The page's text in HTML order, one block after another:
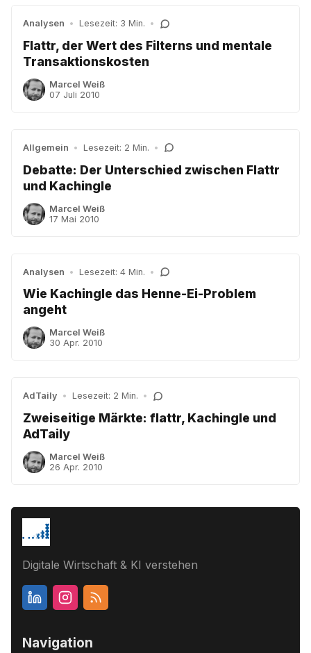
Analysen • Lesezeit: 3 Min. •
Flattr, der Wert des Filterns und mentale
Transaktionskosten
Marcel Weiß
07 Juli 2010
Allgemein • Lesezeit: 2 Min. •
Debatte: Der Unterschied zwischen Flattr
und Kachingle
Marcel Weiß
17 Mai 2010
Analysen • Lesezeit: 4 Min. •
Wie Kachingle das Henne-Ei-Problem
angeht
Marcel Weiß
30 Apr. 2010
AdTaily • Lesezeit: 2 Min. •
Zweiseitige Märkte: flattr, Kachingle und
AdTaily
Marcel Weiß
26 Apr. 2010
Digitale Wirtschaft & KI verstehen
Navigation